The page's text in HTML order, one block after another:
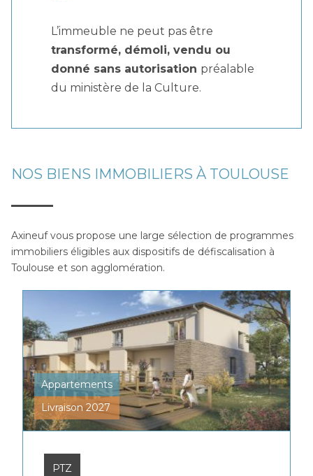
L’immeuble ne peut pas être
transformé, démoli, vendu ou
donné sans autorisation préalable
du ministère de la Culture.
NOS BIENS IMMOBILIERS À TOULOUSE
Axineuf vous propose une large sélection de programmes
immobiliers éligibles aux dispositifs de défiscalisation à
Toulouse et son agglomération.
Appartements
Livraison 2027
PTZ